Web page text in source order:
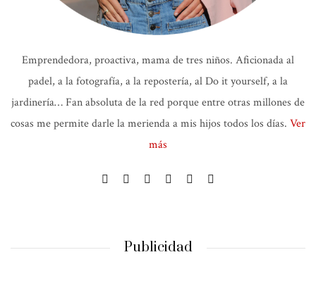
Emprendedora, proactiva, mama de tres niños. Aficionada al
padel, a la fotografía, a la repostería, al Do it yourself, a la
jardinería… Fan absoluta de la red porque entre otras millones de
cosas me permite darle la merienda a mis hijos todos los días. Ver
más
Publicidad